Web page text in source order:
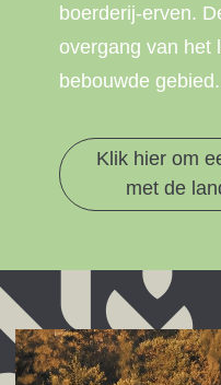
boerderij-erven.
overgang van het
bebouwde
Klik hier om
met de